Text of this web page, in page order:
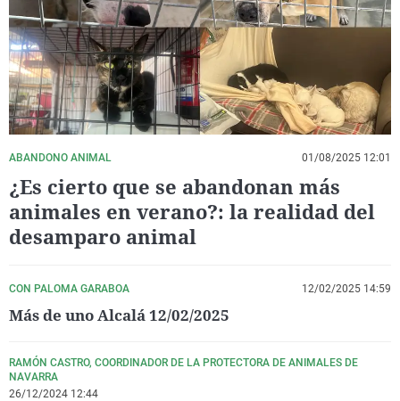
La rosa de los vientos
Gente viajera
Como el perro y el
Caso
Retornados
Equipo de
Operación Viuda
Extremadura
Galicia
La Rioja
Navarra
País Vasco
Virales
Televisión
Elecciones
ABANDONO ANIMAL 01/08/2025 12:01
¿Es cierto que se abandonan más
animales en verano?: la realidad del
desamparo animal
CON PALOMA GARABOA 12/02/2025 14:59
Más de uno Alcalá 12/02/2025
RAMÓN CASTRO, COORDINADOR DE LA PROTECTORA DE ANIMALES DE
NAVARRA
26/12/2024 12:44